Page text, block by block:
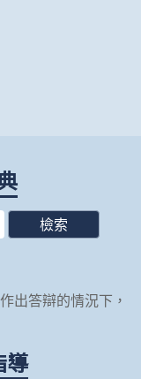
出答辯的情況下，
導